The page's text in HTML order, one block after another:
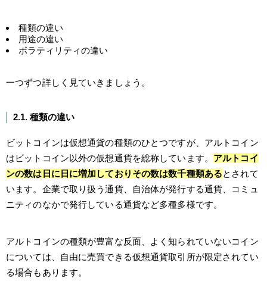
種類の違い
用途の違い
ボラティリティの違い
一つずつ詳しく見ていきましょう。
2.1. 種類の違い
ビットコインは仮想通貨の種類のひとつですが、アルトコイン
はビットコイン以外の仮想通貨を総称しています。 アルトコイ
ンの数は日に日に増加しておりその数は数千種類あるとされて
います。企業で取り扱う通貨、自治体が発行する通貨、コミュ
ニティのなかで発行している通貨など多種多様です。
アルトコインの種類が豊富な反面、よく知られていないコイン
については、自由に売買できる仮想通貨取引所が限定されてい
る場合もあります。